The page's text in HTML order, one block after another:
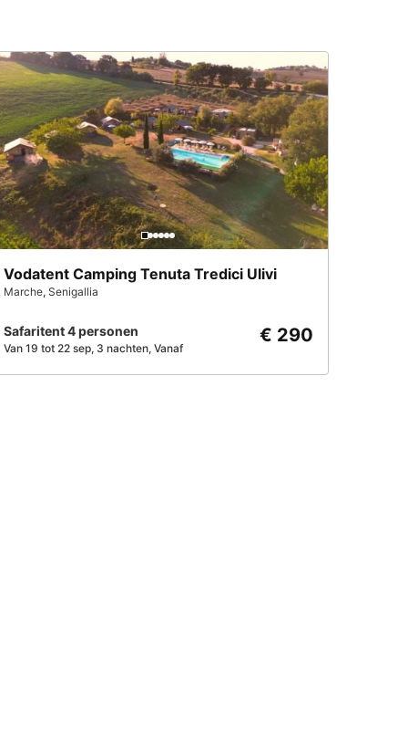
Vodatent Camping Tenuta Tredici Ulivi
Marche, Senigallia
Safaritent 4 personen
Van 19 tot 22 sep, 3 nachten, Vanaf
€ 290